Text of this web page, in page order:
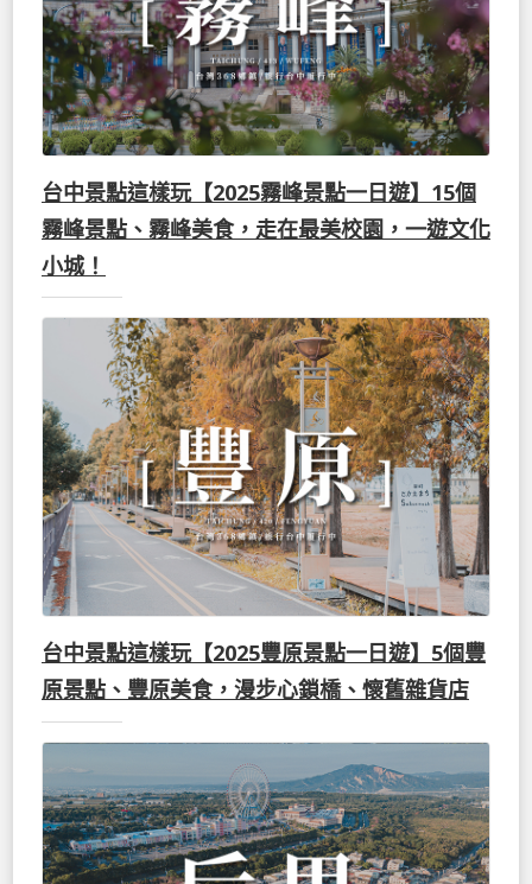
台中景點這樣玩【2025霧峰景點一日遊】15個
霧峰景點、霧峰美食，走在最美校園，一遊文化
小城！
台中景點這樣玩【2025豐原景點一日遊】5個豐
原景點、豐原美食，漫步心鎖橋、懷舊雜貨店